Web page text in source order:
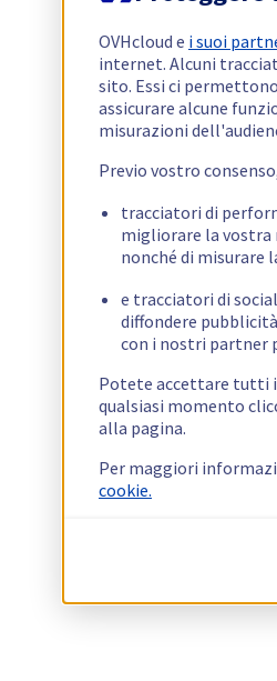
OVHcloud e i suoi
internet. Alcuni
sito. Essi ci
assicurare alcune
misurazioni
Previo vostro
tracciatori di
migliorare la vostra
nonché di misurare
e tracciatori di
diffondere
con i nostri partner
Potete accettare tutti
qualsiasi momento
alla pagina.
Per maggiori
cookie.